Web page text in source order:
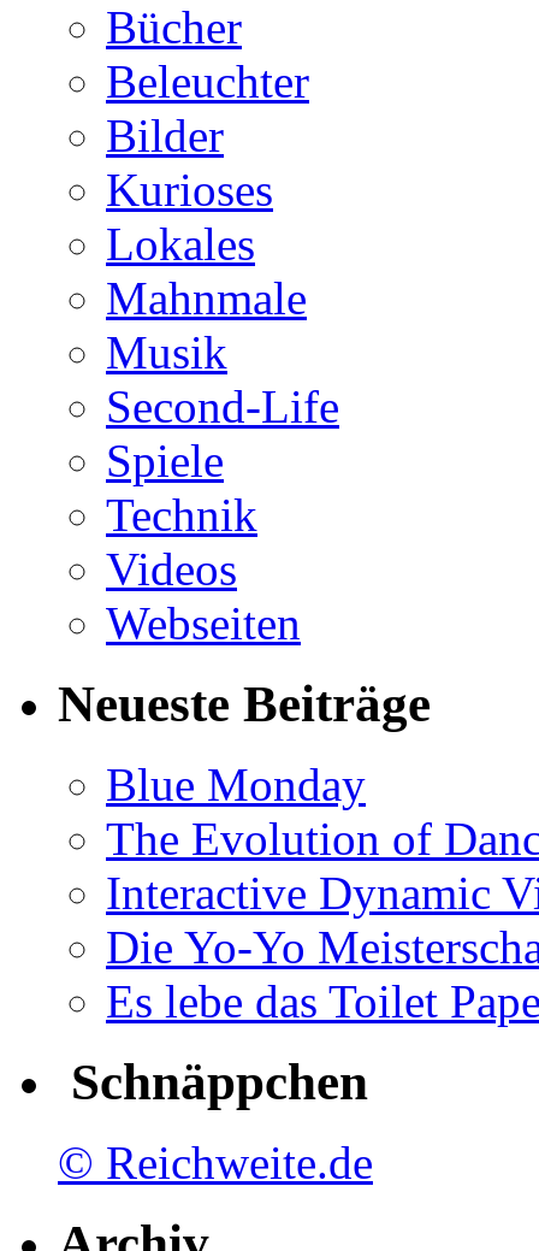
Bücher
Beleuchter
Bilder
Kurioses
Lokales
Mahnmale
Musik
Second-Life
Spiele
Technik
Videos
Webseiten
Neueste Beiträge
Blue Monday
The Evolution of
Interactive Dynamic
Die Yo-Yo
Es lebe das Toilet
Schnäppchen
© Reichweite.de